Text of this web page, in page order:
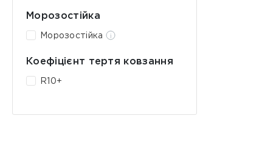
Морозостійка
Морозостійка
Коефіцієнт тертя ковзання
R10+